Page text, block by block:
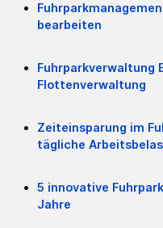
bearbeiten
Fuhrparkverwaltung
Flottenverwaltung
Zeiteinsparung im
tägliche
5 innovative
Jahre